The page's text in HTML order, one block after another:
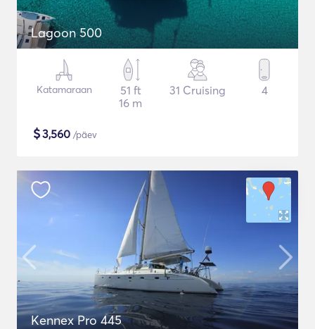
Lagoon 500
Katamaraan
51 ft
16 m
31 Cruising 4
$3,560 /päev
Kennex Pro 445